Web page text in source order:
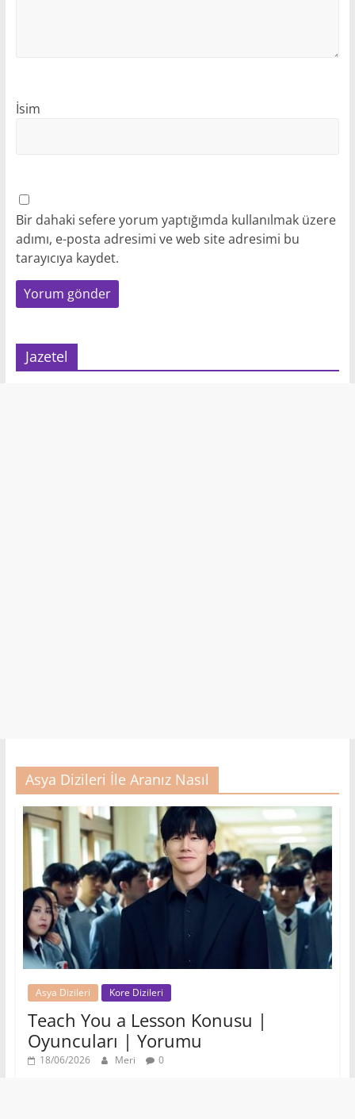
İsim
Bir dahaki sefere yorum yaptığımda kullanılmak üzere
adımı, e-posta adresimi ve web site adresimi bu
tarayıcıya kaydet.
Jazetel
Asya Dizileri İle Aranız Nasıl
Asya Dizileri Kore Dizileri
Teach You a Lesson Konusu |
Oyuncuları | Yorumu
18/06/2026 Meri 0